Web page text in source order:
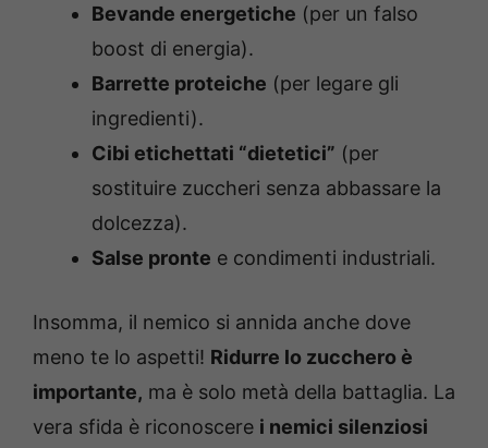
Bevande energetiche (per un falso
boost di energia).
Barrette proteiche (per legare gli
ingredienti).
Cibi etichettati “dietetici” (per
sostituire zuccheri senza abbassare la
dolcezza).
Salse pronte e condimenti industriali.
Insomma, il nemico si annida anche dove
meno te lo aspetti! Ridurre lo zucchero è
importante, ma è solo metà della battaglia. La
vera sfida è riconoscere i nemici silenziosi